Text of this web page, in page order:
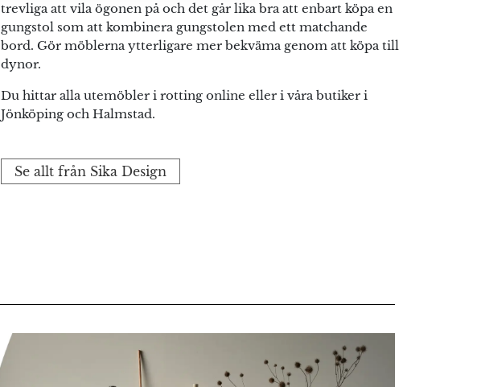
trevliga att vila ögonen på och det går lika bra att enbart köpa en
gungstol som att kombinera gungstolen med ett matchande
bord. Gör möblerna ytterligare mer bekväma genom att köpa till
dynor.
Du hittar alla utemöbler i rotting online eller i våra butiker i
Jönköping och Halmstad.
Se allt från Sika Design